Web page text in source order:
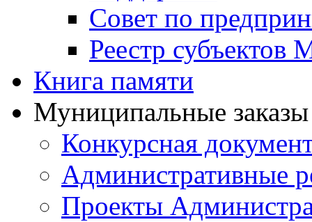
Совет по
Реестр
Книга памяти
Муниципальные
Конкурсная
Административные
Проекты